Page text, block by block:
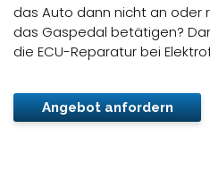
das Auto dann nicht an oder
das Gaspedal betätigen?
die ECU-Reparatur bei
Angebot anfordern